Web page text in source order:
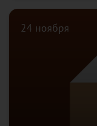
24 ноября